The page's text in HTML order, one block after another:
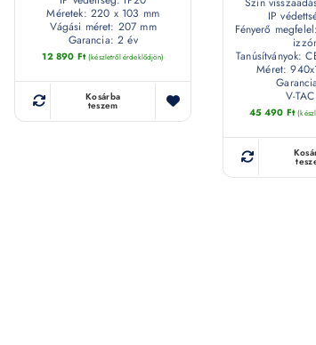
Méretek: 220 x 103 mm
Vágási méret: 207 mm
Garancia: 2 év
12 890 Ft (készletről érdeklődjön)
Kosárba
teszem
IP
Fényerő
Tanúsítványok:
Méret:
V-
45 490 Ft